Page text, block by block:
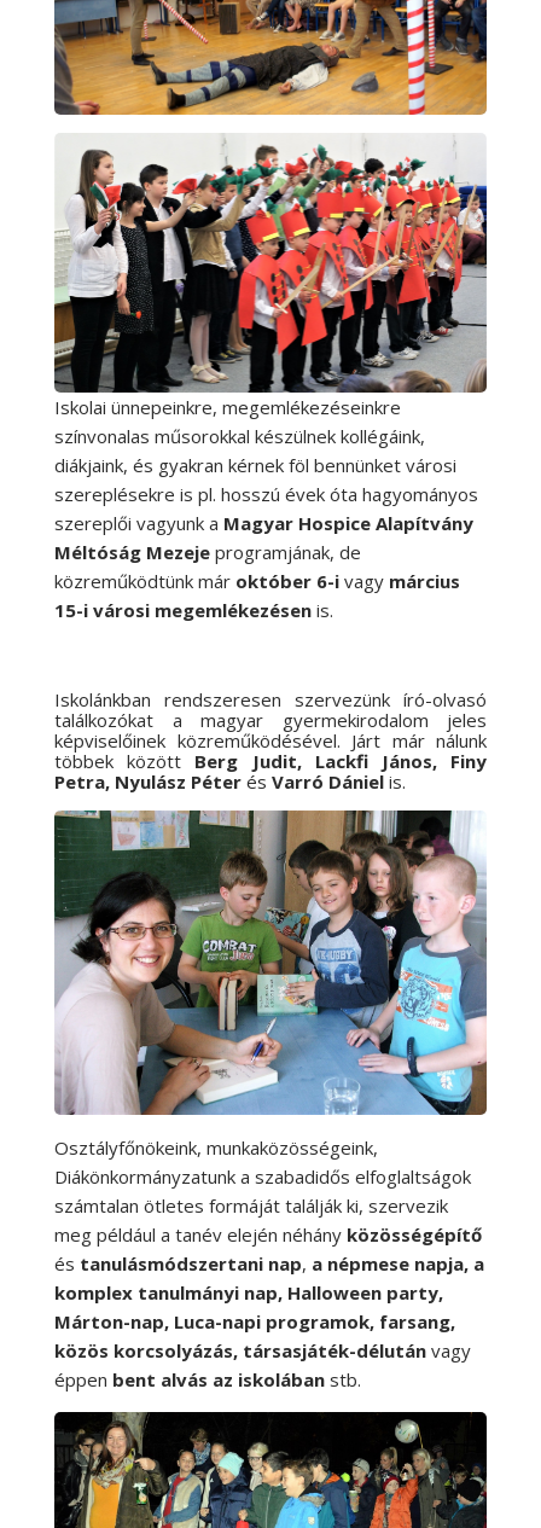
Iskolai ünnepeinkre, megemlékezéseinkre
színvonalas műsorokkal készülnek kollégáink,
diákjaink, és gyakran kérnek föl bennünket városi
szereplésekre is pl. hosszú évek óta hagyományos
szereplői vagyunk a Magyar Hospice Alapítvány
Méltóság Mezeje programjának, de
közreműködtünk már október 6-i vagy március
15-i városi megemlékezésen is.
Iskolánkban rendszeresen szervezünk író-olvasó
találkozókat a magyar gyermekirodalom jeles
képviselőinek közreműködésével. Járt már nálunk
többek között Berg Judit, Lackfi János, Finy
Petra, Nyulász Péter és Varró Dániel is.
Osztályfőnökeink, munkaközösségeink,
Diákönkormányzatunk a szabadidős elfoglaltságok
számtalan ötletes formáját találják ki, szervezik
meg például a tanév elején néhány közösségépítő
és tanulásmódszertani nap, a népmese napja, a
komplex tanulmányi nap, Halloween party,
Márton-nap, Luca-napi programok, farsang,
közös korcsolyázás, társasjáték-délután vagy
éppen bent alvás az iskolában stb.